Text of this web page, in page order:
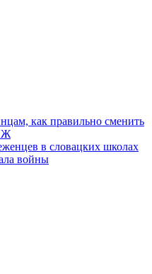
как правильно сменить
в словацких школах
войны